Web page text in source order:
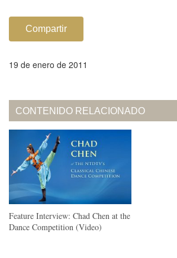
Compartir
19 de enero de 2011
CONTENIDO RELACIONADO
Feature Interview: Chad Chen at the
Dance Competition (Video)